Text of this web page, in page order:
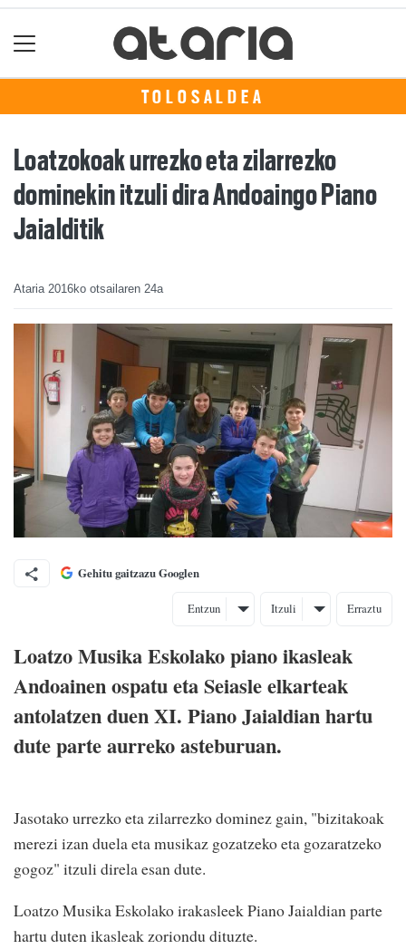
TOLOSALDEA
Loatzokoak urrezko eta zilarrezko
dominekin itzuli dira Andoaingo Piano
Jaialditik
Ataria 2016ko otsailaren 24a
Gehitu gaitzazu Googlen
Entzun Itzuli Erraztu
Loatzo Musika Eskolako piano ikasleak
Andoainen ospatu eta Seiasle elkarteak
antolatzen duen XI. Piano Jaialdian hartu
dute parte aurreko asteburuan.
Jasotako urrezko eta zilarrezko dominez gain, "bizitakoak
merezi izan duela eta musikaz gozatzeko eta gozaratzeko
gogoz" itzuli direla esan dute.
Loatzo Musika Eskolako irakasleek Piano Jaialdian parte
hartu duten ikasleak zoriondu dituzte.